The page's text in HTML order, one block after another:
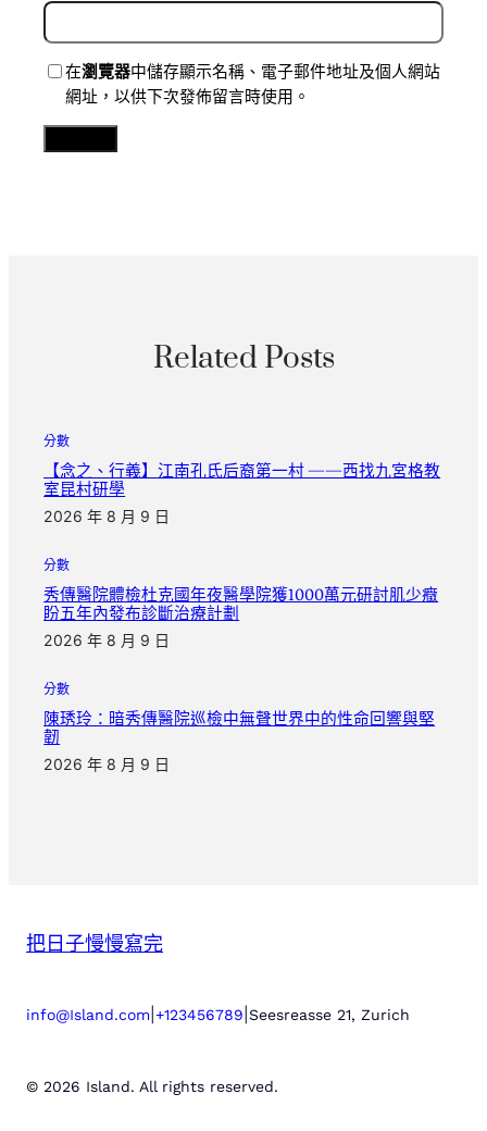
在瀏覽器中儲存顯示名稱、電子郵件地址及個人網站
網址，以供下次發佈留言時使用。
Related Posts
分數
【念之、行義】江南孔氏后裔第一村 ——西找九宮格教
室昆村研學
2026 年 8 月 9 日
分數
秀傳醫院體檢杜克國年夜醫學院獲1000萬元研討肌少癥
盼五年內發布診斷治療計劃
2026 年 8 月 9 日
分數
陳琇玲：暗秀傳醫院巡檢中無聲世界中的性命回響與堅
韌
2026 年 8 月 9 日
把日子慢慢寫完
info@Island.com +123456789 Seesreasse 21, Zurich
© 2026 Island. All rights reserved.